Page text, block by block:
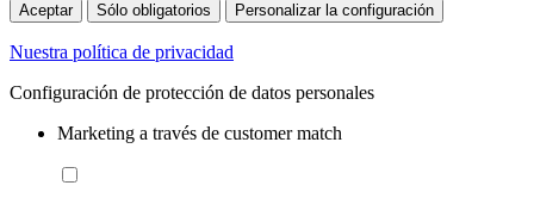
Aceptar Sólo obligatorios Personalizar la configuración
Nuestra política de privacidad
Configuración de protección de datos personales
Marketing a través de customer match